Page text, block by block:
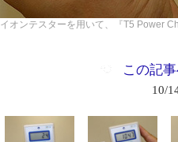
イオンテスターを用いて、『T5 Power
この記
10/